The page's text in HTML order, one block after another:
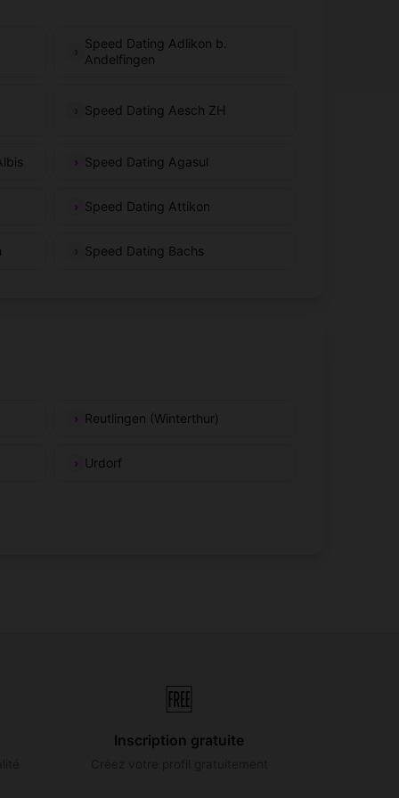
Speed Dating Adlikon b.
Andelfingen
Speed Dating Aesch ZH
Speed Dating Agasul
Speed Dating Attikon
Speed Dating Bachs
Reutlingen (Winterthur)
Urdorf
🆓
Inscription gratuite